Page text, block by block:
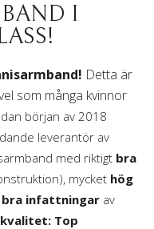
I
Detta är
som många kvinnor
början av 2018
leverantör av
med riktigt bra
mycket hög
bra infattningar av
Top